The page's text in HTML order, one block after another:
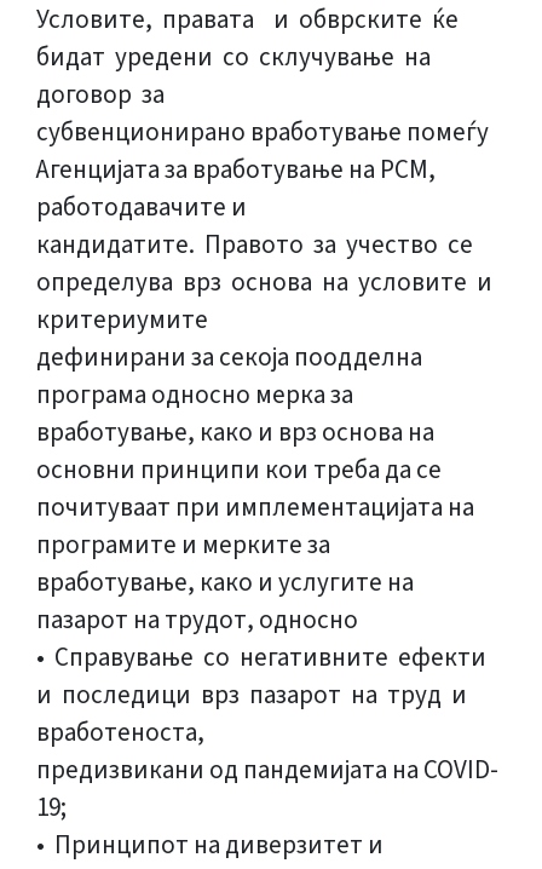
Условите, правата и обврските ќе
бидат уредени со склучување на
договор за
субвенционирано вработување помеѓу
Агенцијата за вработување на РСМ,
работодавачите и
кандидатите. Правото за учество се
определува врз основа на условите и
критериумите
дефинирани за секоја поодделна
програма односно мерка за
вработување, како и врз основа на
основни принципи кои треба да се
почитуваат при имплементацијата на
програмите и мерките за
вработување, како и услугите на
пазарот на трудот, односно
• Справување со негативните ефекти
и последици врз пазарот на труд и
вработеноста,
предизвикани од пандемијата на COVID-
19;
• Принципот на диверзитет и